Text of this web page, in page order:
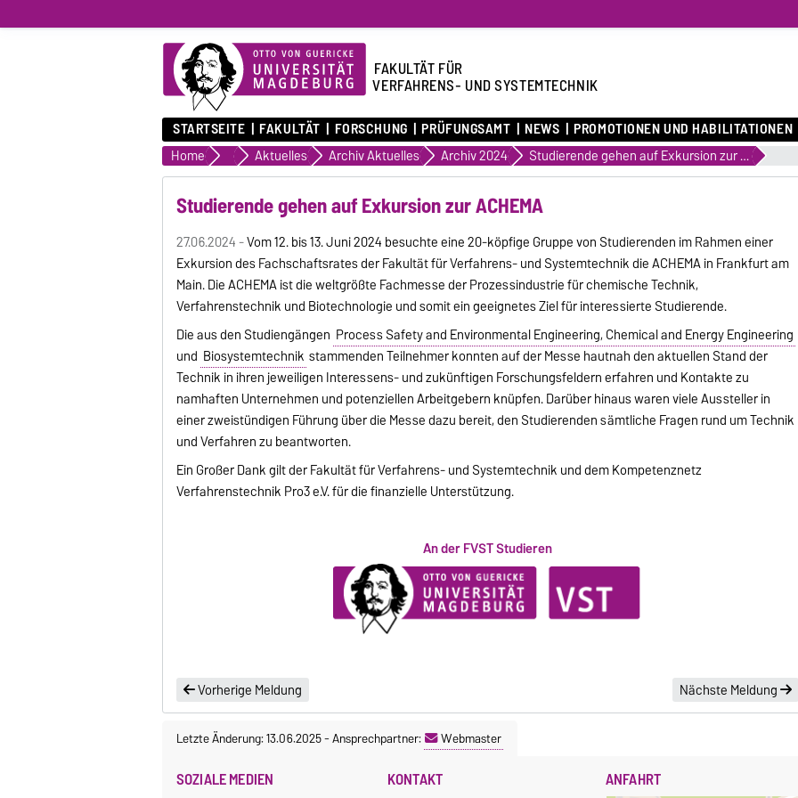
FAKULTÄT FÜR
VERFAHRENS- UND SYSTEMTECHNIK
STARTSEITE FAKULTÄT FORSCHUNG PRÜFUNGSAMT NEWS PROMOTIONEN UND HABILITATIONEN
Home FakultätAktuelles Archiv Aktuelles Archiv 2024 Studierende gehen auf Exkursion zur ACHEMA
Studierende gehen auf Exkursion zur ACHEMA
27.06.2024 -Vom 12. bis 13. Juni 2024 besuchte eine 20-köpfige Gruppe von Studierenden im Rahmen einer
Exkursion des Fachschaftsrates der Fakultät für Verfahrens- und Systemtechnik die ACHEMA in Frankfurt am
Main. Die ACHEMA ist die weltgrößte Fachmesse der Prozessindustrie für chemische Technik,
Verfahrenstechnik und Biotechnologie und somit ein geeignetes Ziel für interessierte Studierende.
Die aus den Studiengängen Process Safety and Environmental Engineering, Chemical and Energy Engineering
und Biosystemtechnik stammenden Teilnehmer konnten auf der Messe hautnah den aktuellen Stand der
Technik in ihren jeweiligen Interessens- und zukünftigen Forschungsfeldern erfahren und Kontakte zu
namhaften Unternehmen und potenziellen Arbeitgebern knüpfen. Darüber hinaus waren viele Aussteller in
einer zweistündigen Führung über die Messe dazu bereit, den Studierenden sämtliche Fragen rund um Technik
und Verfahren zu beantworten.
Ein Großer Dank gilt der Fakultät für Verfahrens- und Systemtechnik und dem Kompetenznetz
Verfahrenstechnik Pro3 e.V. für die finanzielle Unterstützung.
An der FVST Studieren
Vorherige Meldung Nächste Meldung
Letzte Änderung: 13.06.2025-Ansprechpartner: Webmaster
SOZIALE MEDIEN KONTAKT ANFAHRT